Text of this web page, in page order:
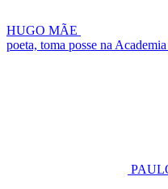
HUGO MÃE
poeta, toma posse na